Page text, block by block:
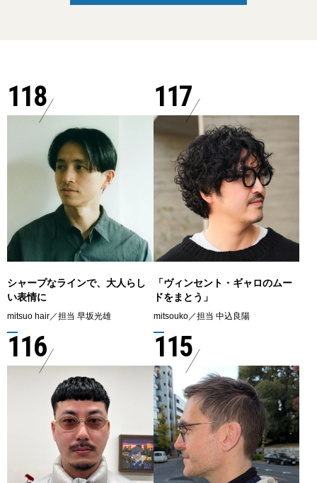
118
シャープなラインで、大人らし
い表情に
mitsuo hair／担当 早坂光雄
117
「ヴィンセント・ギャロのムー
ドをまとう」
mitsouko／担当 中込良陽
116 115